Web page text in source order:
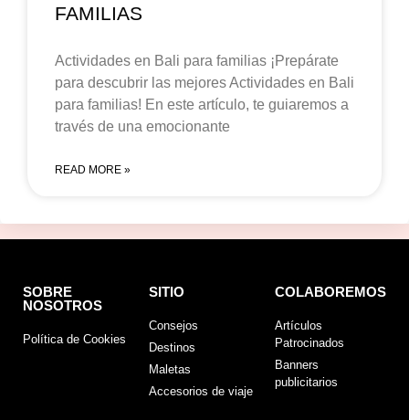
FAMILIAS
Actividades en Bali para familias ¡Prepárate
para descubrir las mejores Actividades en Bali
para familias! En este artículo, te guiaremos a
través de una emocionante
READ MORE »
SOBRE
NOSOTROS
Política de Cookies
SITIO
Consejos
Destinos
Maletas
Accesorios de viaje
COLABOREMOS
Artículos
Patrocinados
Banners
publicitarios